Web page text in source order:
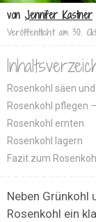
von Jennifer Kastner
Veröffentlicht am 30.
Rosenkohl säen
Rosenkohl pflegen
Rosenkohl ernten
Rosenkohl lagern
Fazit zum
Neben Grünkohl
Rosenkohl ein